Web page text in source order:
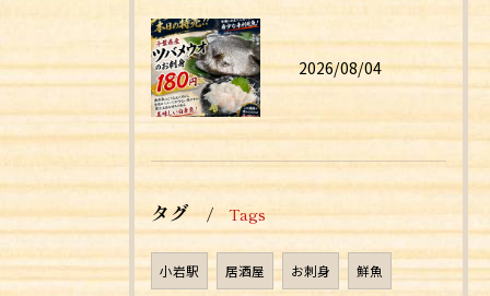
2026/08/04
タグ Tags
小岩駅 居酒屋 お刺身 鮮魚